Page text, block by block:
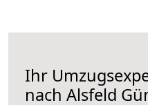
Ihr
nach Alsfeld